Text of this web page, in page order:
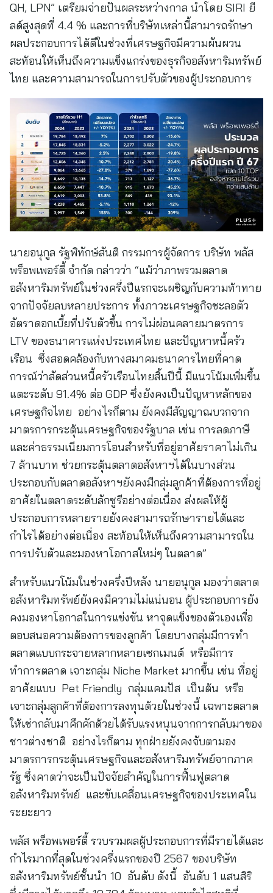
QH, LPN” เตรียมจ่ายปันผลระหว่างกาล นำโดย SIRI ยี
ลด์สูงสุดที่ 4.4 % และการที่บริษัทเหล่านี้สามารถรักษา
ผลประกอบการได้ดีในช่วงที่เศรษฐกิจมีความผันผวน
สะท้อนให้เห็นถึงความแข็งแกร่งของธุรกิจอสังหาริมทรัพย์
ไทย และความสามารถในการปรับตัวของผู้ประกอบการ
นายอนุกูล รัฐพิทักษ์สันติ กรรมการผู้จัดการ บริษัท พลัส
พร็อพเพอร์ตี้ จำกัด กล่าวว่า “แม้ว่าภาพรวมตลาด
อสังหาริมทรัพย์ในช่วงครึ่งปีแรกจะเผชิญกับความท้าทาย
จากปัจจัยลบหลายประการ ทั้งภาวะเศรษฐกิจชะลอตัว
อัตราดอกเบี้ยที่ปรับตัวขึ้น การไม่ผ่อนคลายมาตรการ
LTV ของธนาคารแห่งประเทศไทย และปัญหาหนี้ครัว
เรือน ซึ่งสอดคล้องกับทางสมาคมธนาคารไทยที่คาด
การณ์ว่าสัดส่วนหนี้ครัวเรือนไทยสิ้นปีนี้ มีแนวโน้มเพิ่มขึ้น
แตะระดับ 91.4% ต่อ GDP ซึ่งยังคงเป็นปัญหาหลักของ
เศรษฐกิจไทย อย่างไรก็ตาม ยังคงมีสัญญาณบวกจาก
มาตรการกระตุ้นเศรษฐกิจของรัฐบาล เช่น การลดภาษี
และค่าธรรมเนียมการโอนสำหรับที่อยู่อาศัยราคาไม่เกิน
7 ล้านบาท ช่วยกระตุ้นตลาดอสังหาฯได้ในบางส่วน
ประกอบกับตลาดอสังหาฯยังคงมีกลุ่มลูกค้าที่ต้องการที่อยู่
อาศัยในตลาดระดับลักซูรีอย่างต่อเนื่อง ส่งผลให้ผู้
ประกอบการหลายรายยังคงสามารถรักษารายได้และ
กำไรได้อย่างต่อเนื่อง สะท้อนให้เห็นถึงความสามารถใน
การปรับตัวและมองหาโอกาสใหม่ๆ ในตลาด”
สำหรับแนวโน้มในช่วงครึ่งปีหลัง นายอนุกูล มองว่าตลาด
อสังหาริมทรัพย์ยังคงมีความไม่แน่นอน ผู้ประกอบการยัง
คงมองหาโอกาสในการแข่งขัน หาจุดแข็งของตัวเองเพื่อ
ตอบสนอความต้องการของลูกค้า โดยบางกลุ่มมีการทำ
ตลาดแบบกระจายหลากหลายเซกเมนต์ หรือมีการ
ทำการตลาด เจาะกลุ่ม Niche Market มากขึ้น เช่น ที่อยู่
อาศัยแบบ Pet Friendly กลุ่มแคมปัส เป็นต้น หรือ
เจาะกลุ่มลูกค้าที่ต้องการลงทุนด้วยในช่วงนี้ เฉพาะตลาด
ให้เช่ากลับมาคึกคักด้วยได้รับแรงหนุนจากการกลับมาของ
ชาวต่างชาติ อย่างไรก็ตาม ทุกฝ่ายยังคงจับตามอง
มาตรการกระตุ้นเศรษฐกิจและอสังหาริมทรัพย์จากภาค
รัฐ ซึ่งคาดว่าจะเป็นปัจจัยสำคัญในการฟื้นฟูตลาด
อสังหาริมทรัพย์ และขับเคลื่อนเศรษฐกิจของประเทศใน
ระยะยาว
พลัส พร็อพเพอร์ตี้ รวบรวมผลผู้ประกอบการที่มีรายได้และ
กำไรมากที่สุดในช่วงครึ่งแรกของปี 2567 ของบริษัท
อสังหาริมทรัพย์ชั้นนำ 10 อันดับ ดังนี้ อันดับ 1 แสนสิริ